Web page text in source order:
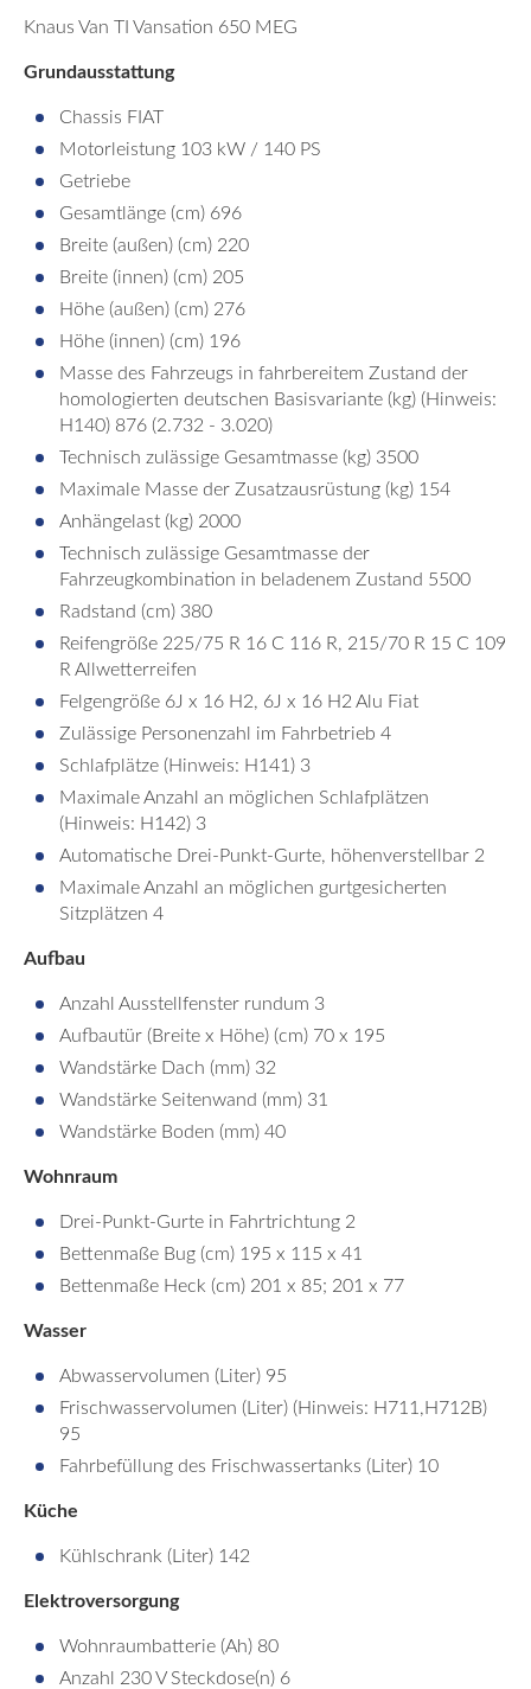
Knaus Van TI Vansation 650 MEG
Grundausstattung
Chassis FIAT
Motorleistung 103 kW / 140 PS
Getriebe
Gesamtlänge (cm) 696
Breite (außen) (cm) 220
Breite (innen) (cm) 205
Höhe (außen) (cm) 276
Höhe (innen) (cm) 196
Masse des Fahrzeugs in fahrbereitem Zustand der
homologierten deutschen Basisvariante (kg) (Hinweis:
H140) 876 (2.732 - 3.020)
Technisch zulässige Gesamtmasse (kg) 3500
Maximale Masse der Zusatzausrüstung (kg) 154
Anhängelast (kg) 2000
Technisch zulässige Gesamtmasse der
Fahrzeugkombination in beladenem Zustand 5500
Radstand (cm) 380
Reifengröße 225/75 R 16 C 116 R, 215/70 R 15 C 109
R Allwetterreifen
Felgengröße 6J x 16 H2, 6J x 16 H2 Alu Fiat
Zulässige Personenzahl im Fahrbetrieb 4
Schlafplätze (Hinweis: H141) 3
Maximale Anzahl an möglichen Schlafplätzen
(Hinweis: H142) 3
Automatische Drei-Punkt-Gurte, höhenverstellbar 2
Maximale Anzahl an möglichen gurtgesicherten
Sitzplätzen 4
Aufbau
Anzahl Ausstellfenster rundum 3
Aufbautür (Breite x Höhe) (cm) 70 x 195
Wandstärke Dach (mm) 32
Wandstärke Seitenwand (mm) 31
Wandstärke Boden (mm) 40
Wohnraum
Drei-Punkt-Gurte in Fahrtrichtung 2
Bettenmaße Bug (cm) 195 x 115 x 41
Bettenmaße Heck (cm) 201 x 85; 201 x 77
Wasser
Abwasservolumen (Liter) 95
Frischwasservolumen (Liter) (Hinweis: H711,H712B)
95
Fahrbefüllung des Frischwassertanks (Liter) 10
Küche
Kühlschrank (Liter) 142
Elektroversorgung
Wohnraumbatterie (Ah) 80
Anzahl 230 V Steckdose(n) 6